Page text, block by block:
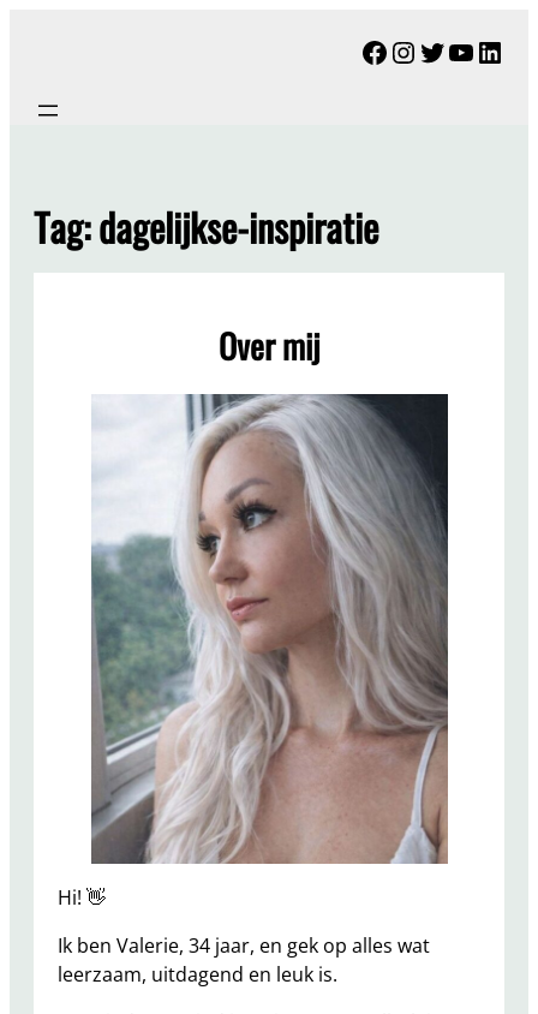
inhoud
Facebook
Instagram
Twitter
Tag:dagelijkse-inspiratie
Over mij
Hi! 👋
Ik ben Valerie, 34 jaar, en gek op alles wat
leerzaam, uitdagend en leuk is.